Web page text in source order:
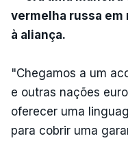
vermelha russa em
à aliança.
"Chegamos a um
e outras nações
oferecer uma
para cobrir uma